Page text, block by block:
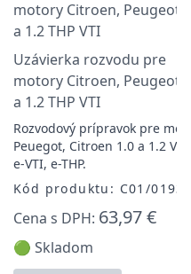
Uzávierka rozvodu pre
motory Citroen, Peugeot
a 1.2 THP VTI
Rozvodový prípravok pre
Peuegot, Citroen 1.0 a 1.2 VTI,
e-VTI, e-THP.
Kód produktu: C01/0193
Cena s DPH: 63,97 €
🟢 Skladom